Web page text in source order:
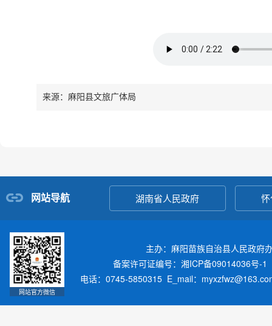
来源：麻阳县文旅广体局
网站导航 湖南省人民政府
网站官方微信
主办：麻阳苗族自治县人民政
备案许可证编号：湘ICP备09014036号-1
电话：0745-5850315 E_mail：